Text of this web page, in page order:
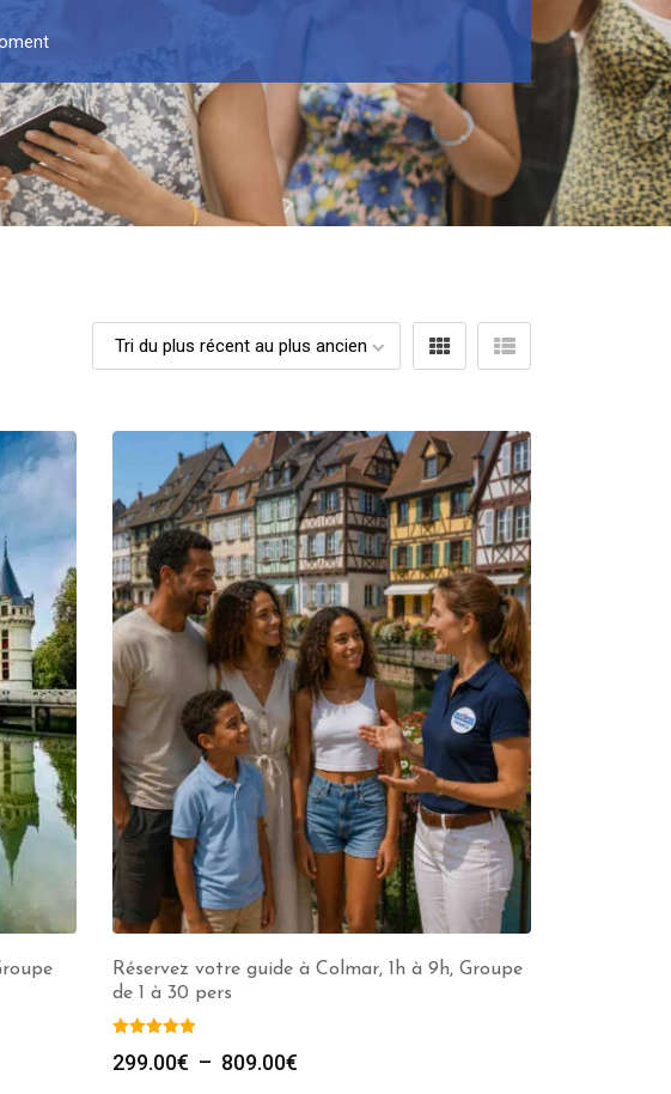
Réservez votre guide à Colmar, 1h à 9h, Groupe
de 1 à 30 pers
299.00€ – 809.00€